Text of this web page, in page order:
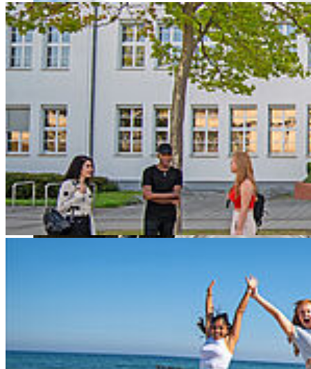
Woran forschen meine Kolleg*innen? Was transportiert die
Hochschule nach außen? Welche Projekte bewegen die HOST?
Antworten darauf liefern die Forschungs- und Transfertage vom 18.
bis 21. November 2024, die in diesem Jahr erstmals an der
Hochschule Stralsund stattfinden.